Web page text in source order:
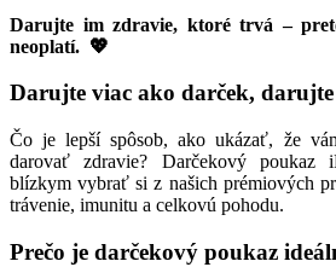
Darujte im zdravie, ktoré trvá –
neoplatí. 💖
Darujte viac ako darček,
Čo je lepší spôsob, ako ukázať, že
darovať zdravie? Darčekový poukaz
blízkym vybrať si z našich prémiových
trávenie, imunitu a celkovú pohodu.
Prečo je darčekový poukaz